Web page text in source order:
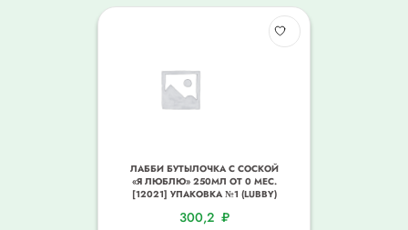
ЛАББИ БУТЫЛОЧКА С СОСКОЙ
«Я ЛЮБЛЮ» 250МЛ ОТ 0 МЕС.
[12021] УПАКОВКА №1 (LUBBY)
300,2 ₽